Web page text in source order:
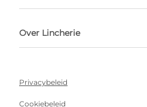
Over Lincherie
Privacybeleid
Cookiebeleid